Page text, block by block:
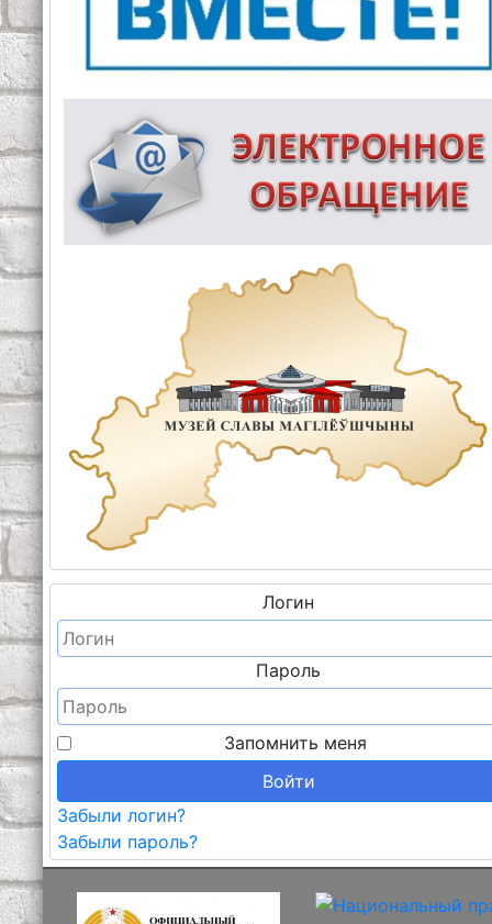
Логин
Пароль
Запомнить меня
Войти
Забыли логин?
Забыли пароль?